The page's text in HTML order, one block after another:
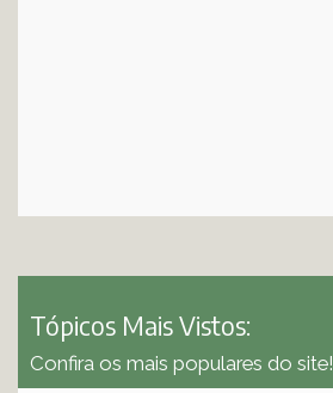
Tópicos Mais Vistos:
Confira os mais populares do site!